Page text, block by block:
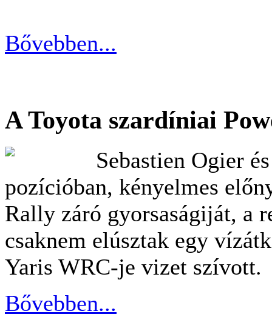
Bővebben...
A Toyota szardíniai
Sebastien Ogier
pozícióban, kényelmes
Rally záró gyorsaságiját, a
csaknem elúsztak egy
Yaris WRC-je vizet szívott.
Bővebben...